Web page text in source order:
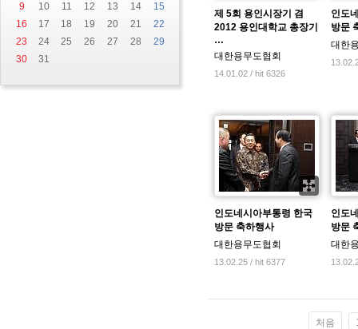
9
10 11 12 13 14
15
16
17 18 19 20 21
22
23
24 25 26 27 28
29
30
31
제 5회 용인시장기 겸
2012 용인대학교 총장기
…
대한용무도협회
14.01.02 / hit 6326
인도
방문
대한
인도네시아부통령 한국
방문 축하행사
대한용무도협회
13.02.25 / hit 6377
인도
방문
대한
처음